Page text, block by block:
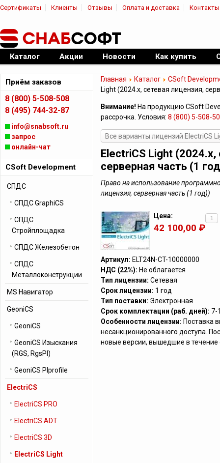
Сертификаты Клиенты Отзывы Оплата и доставка Контакты
Официальный дилер ПО
Каталог Акции Новости Как купить
Главная Каталог
CSoft
Light (2024.x, сетевая лицензия,
Внимание! На продукцию CSoft
рассрочка. Условия: 8 (800) 5-508-
Все варианты лицензий ElectriCS
ElectriCS Light (2024.x,
серверная часть (1
Право на использование
лицензия, серверная часть (1 год))
Цена:
42 100,00 ₽
Артикул: ELT24N-CT-10000000
НДС (22%): Не облагается
Тип лицензии: Сетевая
Срок лицензии: 1 год
Тип поставки: Электронная
Срок комплектации (раб. дней): 7-
Особенности лицензии: Поставка
несанкционированного доступа.
новые версии, вышедшие в течение
Приём заказов
8 (800) 5-508-508
8 (495) 744-32-87
info@snabsoft.ru
запрос
онлайн-чат
CSoft Development
СПДС
СПДС GraphiCS
СПДС
Стройплощадка
СПДС Железобетон
СПДС
Металлоконструкции
MS Навигатор
GeoniCS
GeoniCS
GeoniCS Изыскания
(RGS, RgsPl)
GeoniCS Plprofile
ElectriCS
ElectriCS PRO
ElectriCS ADT
ElectriCS 3D
ElectriCS Light